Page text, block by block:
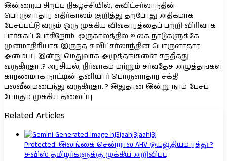
இன்றைய சிறப்பு நிகழ்ச்சியில், சுவிட்சர்லாந்தின்
பொருளாதார எதிர்காலம் குறித்து தற்போது அதிகமாக
பேசப்பட்டு வரும் ஒரு முக்கிய விவகாரத்தைப் பற்றி விரிவாக
பார்க்கப் போகிறோம். ஒருகாலத்தில் உலக நாடுகளுக்கே
முன்மாதிரியாக இருந்த சுவிட்சர்லாந்தின் பொருளாதார
அமைப்பு இன்று மெதுவாக அழுத்தங்களை சந்தித்து
வருகிறதா..? அரசியல், நிர்வாகம் மற்றும் சர்வதேச அழுத்தங்கள்
காரணமாக நாட்டின் தனியார் பொருளாதார சக்தி
பலவீனமடைந்து வருகிறதா..? இதுதான் இன்று நாம் பேசப்
போகும் முக்கிய தலைப்பு.
Related Articles
Protected: இலங்கை சென்றால் AHV ஓய்வூதியம் ரத்து.?
சுவிஸ் தமிழர்களுக்கு முக்கிய அறிவிப்பு